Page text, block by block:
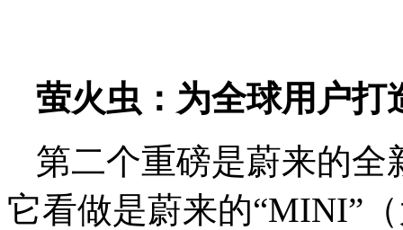
萤火虫： 为全球用户打
第二个重磅是蔚来的
它看做是蔚来的“MINI”